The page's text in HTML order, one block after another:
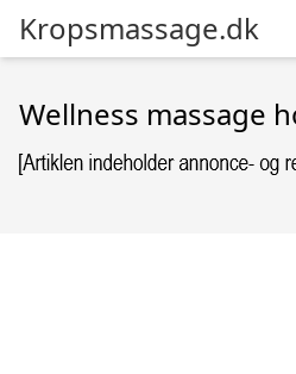
Kropsmassage.dk
Wellness massage